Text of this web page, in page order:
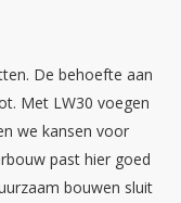
De behoefte aan
Met LW30 voegen
we kansen voor
past hier goed
bouwen sluit